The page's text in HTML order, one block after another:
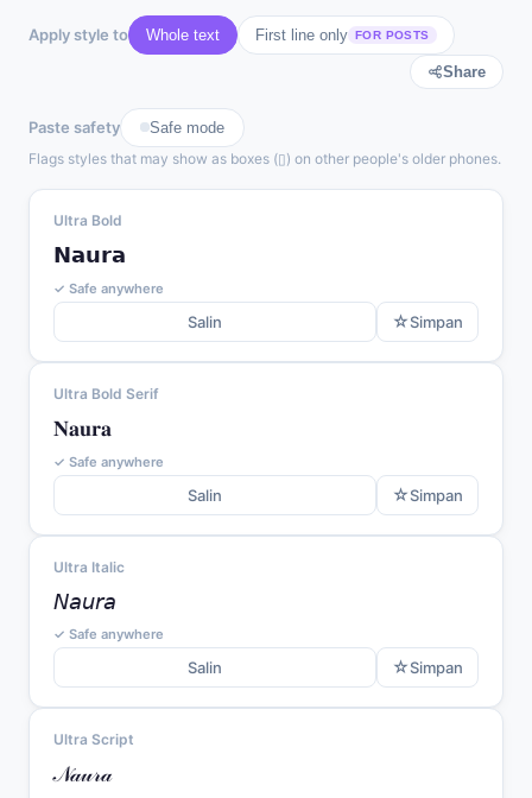
Apply style to Whole text First line only FOR POSTS
Share
Paste safety
Safe mode
Flags styles that may show as boxes (▯) on other people's older phones.
Ultra Bold
𝗡𝗮𝘂𝗿𝗮
✓ Safe anywhere
Salin ☆Simpan
Ultra Bold Serif
𝐍𝐚𝐮𝐫𝐚
✓ Safe anywhere
Salin ☆Simpan
Ultra Italic
𝘕𝘢𝘶𝘳𝘢
✓ Safe anywhere
Salin ☆Simpan
Ultra Script
𝒩𝒶𝓊𝓇𝒶